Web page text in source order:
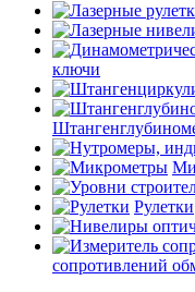
ключи
Рулетки
сопротивлений